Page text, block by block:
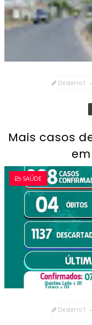
Desterro1
Mais casos
SAÚDE
Desterro1